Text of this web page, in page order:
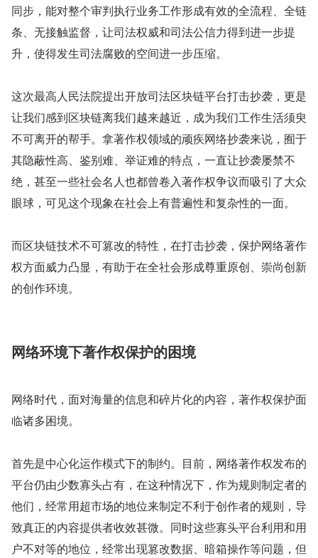
同步，能对整个审判执行业务工作形成有效的全流程、全链
条、无接触监督，让司法权威和司法公信力得到进一步提
升，使得发生司法腐败的空间进一步压缩。
这次最高人民法院提出开放司法区块链平台打击抄袭，更是
让我们感到区块链离我们越来越近，成为我们工作生活须臾
不可离开的帮手。拿著作权领域的顽疾网络抄袭来说，囿于
其隐蔽性高、鉴别难、举证难的特点，一直让抄袭屡禁不
绝，甚至一些社会名人也都曾卷入著作权争议而吸引了大众
眼球，可见这个现象在社会上有普遍性和复杂性的一面。
而区块链技术不可篡改的特性，在打击抄袭，保护网络著作
权方面威力凸显，有助于在全社会形成尊重原创、崇尚创新
的创作环境。
网络环境下著作权保护的困境
网络时代，面对海量的信息和碎片化的内容，著作权保护面
临诸多困境。
首先是中心化运作模式下的制约。目前，网络著作权发布的
平台仍由少数寡头占有，在这种情况下，作为规则制定者的
他们，经常用超市场的地位来制定不利于创作者的规则，导
致真正的内容提供者收效甚微。同时这些寡头平台利用和用
户不对等的地位，经常出现篡改数据、暗箱操作等问题，但